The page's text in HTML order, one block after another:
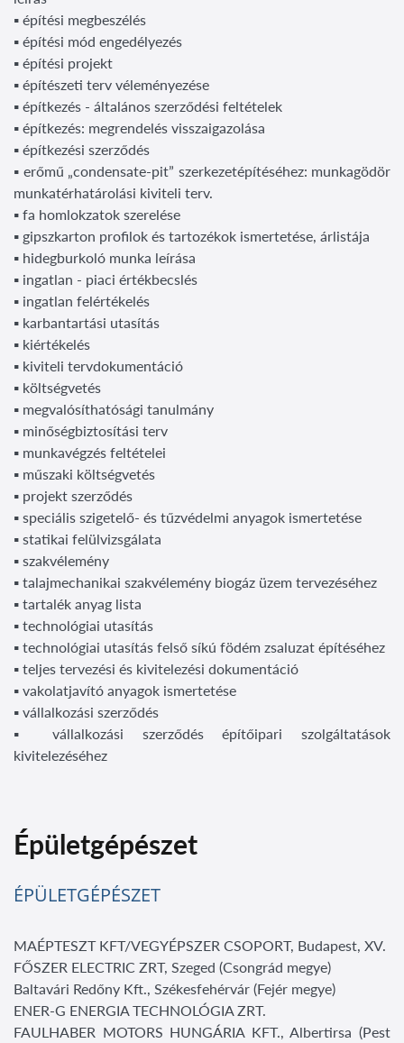
▪ építési megbeszélés
▪ építési mód engedélyezés
▪ építési projekt
▪ építészeti terv véleményezése
▪ építkezés - általános szerződési feltételek
▪ építkezés: megrendelés visszaigazolása
▪ építkezési szerződés
▪ erőmű „condensate-pit” szerkezetépítéséhez: munkagödör
munkatérhatárolási kiviteli terv.
▪ fa homlokzatok szerelése
▪ gipszkarton profilok és tartozékok ismertetése, árlistája
▪ hidegburkoló munka leírása
▪ ingatlan - piaci értékbecslés
▪ ingatlan felértékelés
▪ karbantartási utasítás
▪ kiértékelés
▪ kiviteli tervdokumentáció
▪ költségvetés
▪ megvalósíthatósági tanulmány
▪ minőségbiztosítási terv
▪ munkavégzés feltételei
▪ műszaki költségvetés
▪ projekt szerződés
▪ speciális szigetelő- és tűzvédelmi anyagok ismertetése
▪ statikai felülvizsgálata
▪ szakvélemény
▪ talajmechanikai szakvélemény biogáz üzem tervezéséhez
▪ tartalék anyag lista
▪ technológiai utasítás
▪ technológiai utasítás felső síkú födém zsaluzat építéséhez
▪ teljes tervezési és kivitelezési dokumentáció
▪ vakolatjavító anyagok ismertetése
▪ vállalkozási szerződés
▪ vállalkozási szerződés építőipari szolgáltatások
kivitelezéséhez
Épületgépészet
ÉPÜLETGÉPÉSZET
MAÉPTESZT KFT/VEGYÉPSZER CSOPORT, Budapest, XV.
FŐSZER ELECTRIC ZRT, Szeged (Csongrád megye)
Baltavári Redőny Kft., Székesfehérvár (Fejér megye)
ENER-G ENERGIA TECHNOLÓGIA ZRT.
FAULHABER MOTORS HUNGÁRIA KFT., Albertirsa (Pest